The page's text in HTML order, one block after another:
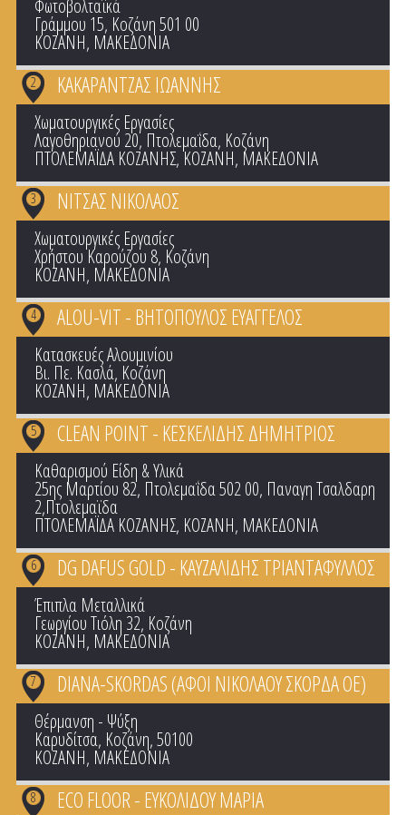
Φωτοβολταϊκά
Γράμμου 15, Κοζάνη 501 00
ΚΟΖΑΝΗ, ΜΑΚΕΔΟΝΙΑ
ΚΑΚΑΡΑΝΤΖΑΣ ΙΩΑΝΝΗΣ
2
Χωματουργικές Εργασίες
Λαγοθηριανού 20, Πτολεμαΐδα, Κοζάνη
ΠΤΟΛΕΜΑΪΔΑ ΚΟΖΑΝΗΣ,ΚΟΖΑΝΗ, ΜΑΚΕΔΟΝΙΑ
ΝΙΤΣΑΣ ΝΙΚΟΛΑΟΣ
3
Χωματουργικές Εργασίες
Χρήστου Καρούζου 8, Κοζάνη
ΚΟΖΑΝΗ, ΜΑΚΕΔΟΝΙΑ
ALOU-VIT - ΒΗΤΟΠΟΥΛΟΣ ΕΥΑΓΓΕΛΟΣ
4
Κατασκευές Αλουμινίου
Βι. Πε. Κασλά, Κοζάνη
ΚΟΖΑΝΗ, ΜΑΚΕΔΟΝΙΑ
CLEAN POINT - ΚΕΣΚΕΛΙΔΗΣ ΔΗΜΗΤΡΙΟΣ
5
Καθαρισμού Είδη & Υλικά
25ης Μαρτίου 82, Πτολεμαΐδα 502 00, Παναγη Τσαλδαρη
2,Πτολεμαϊδα
ΠΤΟΛΕΜΑΪΔΑ ΚΟΖΑΝΗΣ, ΚΟΖΑΝΗ, ΜΑΚΕΔΟΝΙΑ
DG DAFUS GOLD - ΚΑΥΖΑΛΙΔΗΣ ΤΡΙΑΝΤΑΦΥΛΛΟΣ
6
Έπιπλα Μεταλλικά
Γεωργίου Τιόλη 32, Κοζάνη
ΚΟΖΑΝΗ, ΜΑΚΕΔΟΝΙΑ
DIANA-SKORDAS (ΑΦΟΙ ΝΙΚΟΛΑΟΥ ΣΚΟΡΔΑ ΟΕ)
7
Θέρμανση - Ψύξη
Καρυδίτσα, Κοζάνη, 50100
ΚΟΖΑΝΗ, ΜΑΚΕΔΟΝΙΑ
ECO FLOOR - ΕΥΚΟΛΙΔΟΥ ΜΑΡΙΑ
8